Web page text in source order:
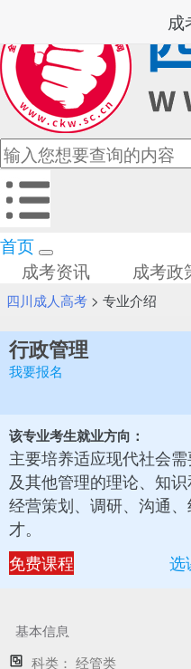
首页
成考资讯
成考政
四川成人高考> 专业介绍
行政管理
我要报名
该专业考生就业方向：
主要培养适应现代社会
及其他管理的理论、知识
经营策划、调研、沟通
才。
免费课程
选
基本信息
科类： 经管类
成